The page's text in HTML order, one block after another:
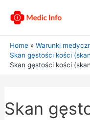
Home
Warunki
Skan gęstości kości
Skan gęstości kości
Skan